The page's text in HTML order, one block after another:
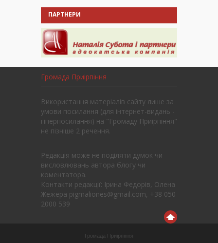
ПАРТНЕРИ
Громада Приірпіння
Використання матеріалів сайту лише за
умови посилання (для інтернет-видань -
гіперпосилання) на "Громаду Приірпіння"
не пізніше 2 речення.
Редакція може не поділяти думок чи
висловлювань автора блогу чи
коментатора.
Контакти редакції: Ірина Федорів, Олена
Жежера pigmaliones@gmail.com, +38 050
2000 539
Громада Приірпіння